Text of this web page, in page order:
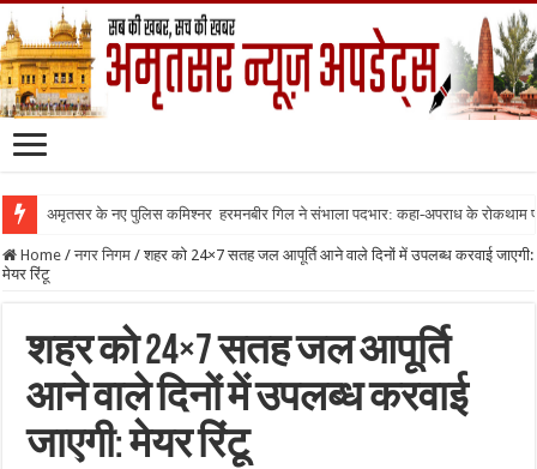
अमृतसर के नए पुलिस कमिश्नर हरमनबीर गिल ने संभाला पदभार: कहा-अपराध के रोकथाम
Home / नगर निगम / शहर को 24×7 सतह जल आपूर्ति आने वाले दिनों में उपलब्ध करवाई जाएगी:
मेयर रिंटू
शहर को 24×7 सतह जल आपूर्ति
आने वाले दिनों में उपलब्ध करवाई
जाएगी: मेयर रिंटू